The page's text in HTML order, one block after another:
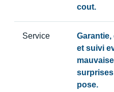
cout.
Service
Garantie,
et suivi
pose.